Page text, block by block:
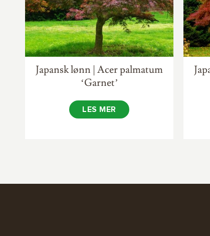
Japansk lønn | Acer palmatum
‘Garnet’
LES MER